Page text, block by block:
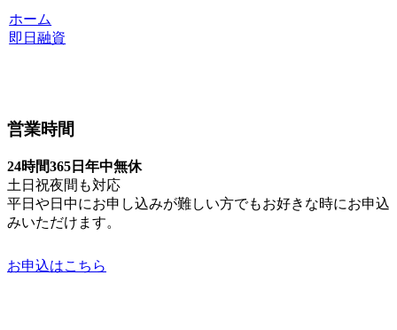
ホーム
即日融資
営業時間
24時間365日年中無休
土日祝夜間も対応
平日や日中にお申し込みが難しい方でもお好きな時にお申込
みいただけます。
お申込はこちら